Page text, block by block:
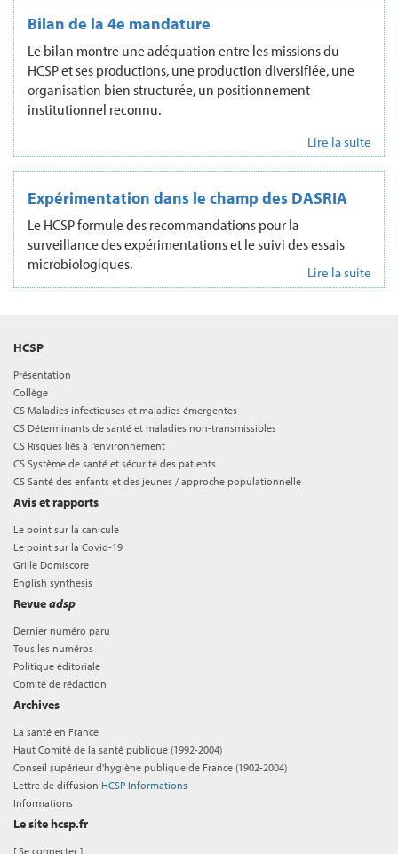
Bilan de la 4e mandature
Le bilan montre une adéquation entre les missions du
HCSP et ses productions, une production diversifiée, une
organisation bien structurée, un positionnement
institutionnel reconnu.
Lire la suite
Expérimentation dans le champ des DASRIA
Le HCSP formule des recommandations pour la
surveillance des expérimentations et le suivi des essais
microbiologiques.
Lire la suite
HCSP
Présentation
Collège
CS Maladies infectieuses et maladies émergentes
CS Déterminants de santé et maladies non-transmissibles
CS Risques liés à l’environnement
CS Système de santé et sécurité des patients
CS Santé des enfants et des jeunes / approche populationnelle
Avis et rapports
Le point sur la canicule
Le point sur la Covid-19
Grille Domiscore
English synthesis
Revueadsp
Dernier numéro paru
Tous les numéros
Politique éditoriale
Comité de rédaction
Archives
La santé en France
Haut Comité de la santé publique (1992-2004)
Conseil supérieur d'hygiène publique de France (1902-2004)
Lettre de diffusion HCSP Informations
Informations
Le site hcsp.fr
[Se connecter ]